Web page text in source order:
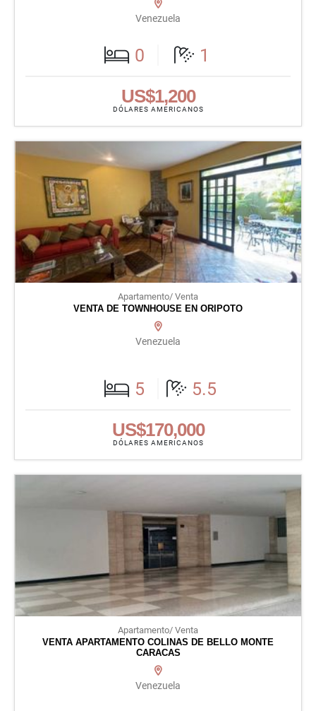
Venezuela
0 1
US$1,200
DÓLARES AMERICANOS
Apartamento/ Venta
VENTA DE TOWNHOUSE EN ORIPOTO
Venezuela
5 5.5
US$170,000
DÓLARES AMERICANOS
Apartamento/ Venta
VENTA APARTAMENTO COLINAS DE BELLO MONTE
CARACAS
Venezuela